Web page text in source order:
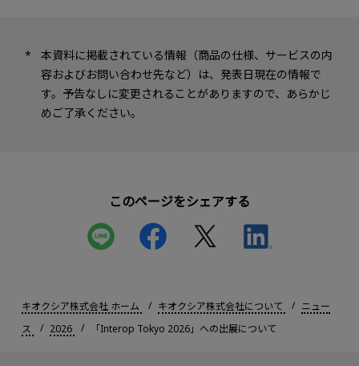
本資料に掲載されている情報（商品の仕様、サービスの内
容およびお問い合わせ先など）は、発表日現在の情報で
す。予告なしに変更されることがありますので、あらかじ
めご了承ください。
このページをシェアする
キオクシア株式会社 ホーム キオクシア株式会社について
ニュー
ス
2026 「Interop Tokyo 2026」への出展について